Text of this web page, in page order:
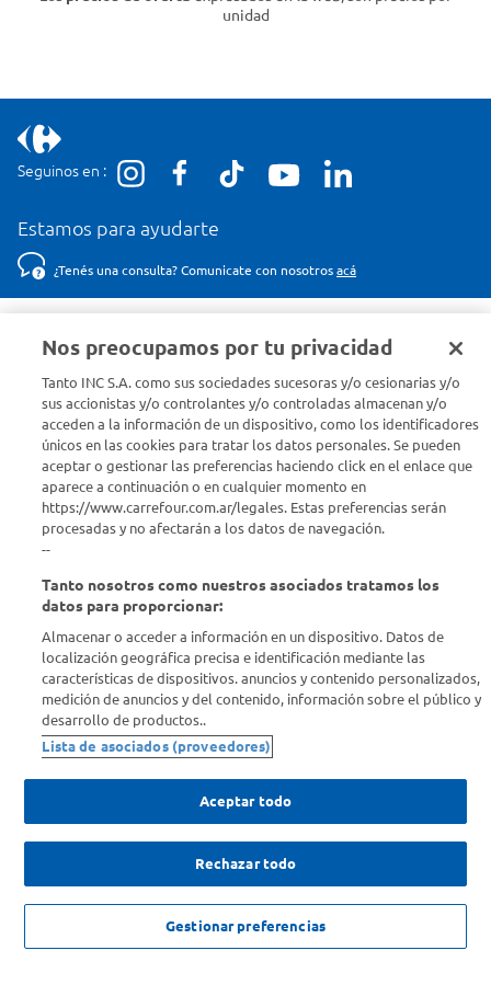
unidad
Seguinos en :
Estamos para ayudarte
¿Tenés una consulta? Comunicate con nosotros acá
Conocenos
Info útil
Comprá Online
Dejanos tu mail para recibir todas las ofertas y promociones antes
que nadie.
Provincia
Copyright 2026 ©Carrefour. Todos los derechos reservados |
Condiciones del Servicio| Defensa de las y los Consumidores para
Nos preocupamos por tu privacidad
Tanto INC S.A. como sus sociedades sucesoras y/o cesionarias y/o
sus accionistas y/o controlantes y/o controladas almacenan y/o
acceden a la información de un dispositivo, como los identificadores
únicos en las cookies para tratar los datos personales. Se pueden
aceptar o gestionar las preferencias haciendo click en el enlace que
aparece a continuación o en cualquier momento en
https://www.carrefour.com.ar/legales. Estas preferencias serán
procesadas y no afectarán a los datos de navegación.
--
Tanto nosotros como nuestros asociados tratamos los
datos para proporcionar:
Almacenar o acceder a información en un dispositivo. Datos de
localización geográfica precisa e identificación mediante las
características de dispositivos. anuncios y contenido personalizados,
medición de anuncios y del contenido, información sobre el público y
desarrollo de productos..
Lista de asociados (proveedores)
Aceptar todo
Rechazar todo
Gestionar preferencias